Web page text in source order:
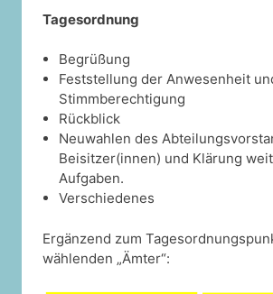
Tagesordnung
Begrüßung
Feststellung der Anwesenheit
Stimmberechtigung
Rückblick
Neuwahlen des
Beisitzer(innen) und Klärung
Aufgaben.
Verschiedenes
Ergänzend zum
wählenden „Ämter“: